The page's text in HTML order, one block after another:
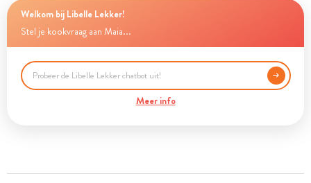
Welkom bij Libelle Lekker!
Stel je kookvraag aan Maia...
Meer info